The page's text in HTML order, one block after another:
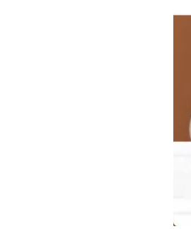
「90%は失敗